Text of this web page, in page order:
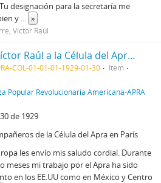
designación para la secretaría me
y ... »
Víctor Raúl
Carta de Víctor Raúl a la Célula del Apra en París, 30/01/1929
COL-01-01-01-1929-01-30
Item
Popular Revolucionaria Americana-APRA
de 1929
de la Célula del Apra en París
les envío mis saludo cordial. Durante
meses mi trabajo por el Apra ha sido
en los EE.UU como en México y Centro